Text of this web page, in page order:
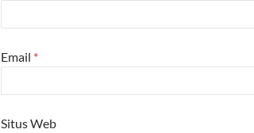
Email *
Situs Web